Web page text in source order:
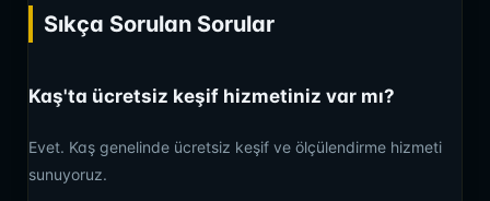
Sıkça Sorulan Sorular
Kaş'ta ücretsiz keşif hizmetiniz var mı?
Evet. Kaş genelinde ücretsiz keşif ve ölçülendirme hizmeti
sunuyoruz.